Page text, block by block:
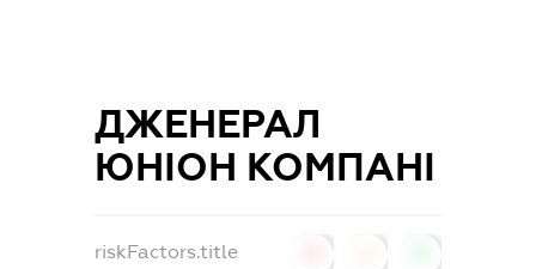
ДЖЕНЕРАЛ
ЮНІОН КОМПАНІ
riskFactors.title